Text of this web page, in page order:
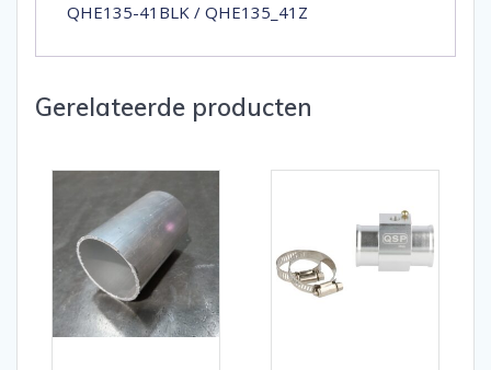
QHE135-41BLK / QHE135_41Z
Gerelateerde producten